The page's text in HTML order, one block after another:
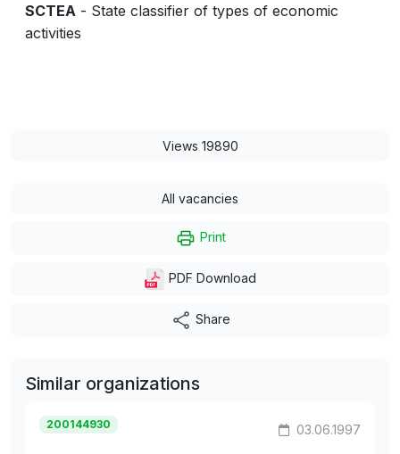
SCTEA - State classifier of types of economic
activities
Views 19890
All vacancies
Print
PDF Download
Share
Similar organizations
200144930 03.06.1997